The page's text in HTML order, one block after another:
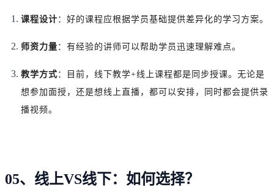
课程设计：好的课程应根据学员基础提供差异化的学习方案。
师资力量：有经验的讲师可以帮助学员迅速理解难点。
教学方式：目前，线下教学+线上课程都是同步授课。无论是
想参加面授，还是想线上直播，都可以安排，同时都会提供录
播视频。
05、线上VS线下：如何选择？